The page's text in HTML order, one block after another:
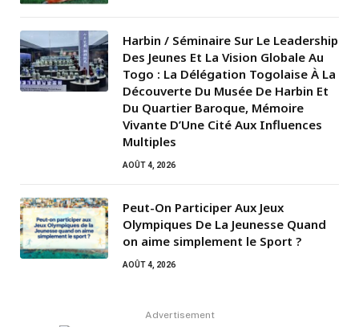
Harbin / Séminaire Sur Le Leadership
Des Jeunes Et La Vision Globale Au
Togo : La Délégation Togolaise À La
Découverte Du Musée De Harbin Et
Du Quartier Baroque, Mémoire
Vivante D’Une Cité Aux Influences
Multiples
AOÛT 4, 2026
Peut-On Participer Aux Jeux
Olympiques De La Jeunesse Quand
on aime simplement le Sport ?
AOÛT 4, 2026
Advertisement